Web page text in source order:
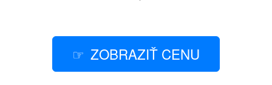
ZOBRAZIŤ CENU